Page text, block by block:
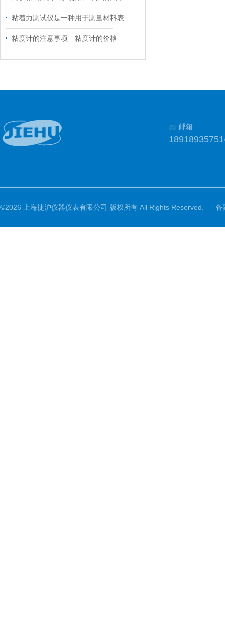
粘着力测试仪是一种用于测量材料表面粘附力的实验设备
粘度计的注意事项 粘度计的价格
邮箱
©2026 上海捷沪仪器仪表有限公司 版权所有 All Rights Reserved. 备